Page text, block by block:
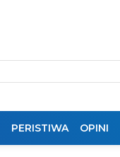
PERISTIWA OPINI